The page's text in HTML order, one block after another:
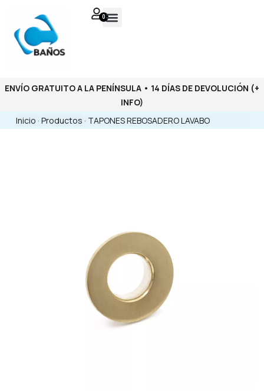
0
ENVÍO GRATUITO A LA PENÍNSULA • 14 DÍAS DE DEVOLUCIÓN (+
INFO)
Inicio · Productos · TAPONES REBOSADERO LAVABO